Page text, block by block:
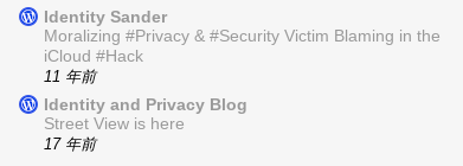
Identity Sander
Moralizing #Privacy & #Security Victim Blaming in the
iCloud #Hack
11 年前
Identity and Privacy Blog
Street View is here
17 年前